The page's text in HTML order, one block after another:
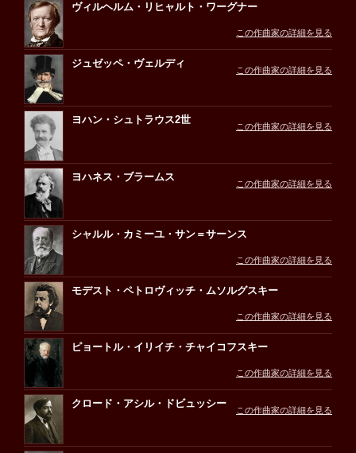
ヴィルヘルム・リヒャルト・ワーグナー
この作曲家の詳細を見る
ジュゼッペ・ヴェルディ
この作曲家の詳細を見る
ヨハン・シュトラウス2世
この作曲家の詳細を見る
ヨハネス・ブラームス
この作曲家の詳細を見る
シャルル・カミーユ・サン＝サーンス
この作曲家の詳細を見る
モデスト・ペトロヴィッチ・ムソルグスキー
この作曲家の詳細を見る
ピョートル・イリイチ・チャイコフスキー
この作曲家の詳細を見る
クロード・アシル・ドビュッシー
この作曲家の詳細を見る